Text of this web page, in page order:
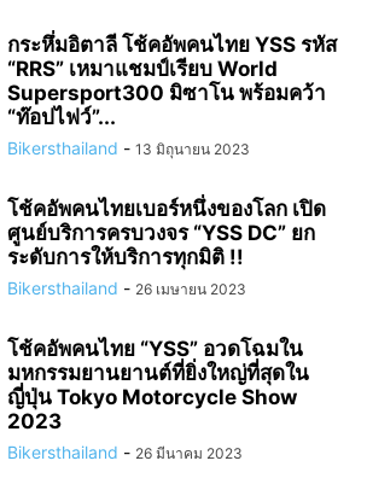
กระหึ่มอิตาลี โช้คอัพคนไทย YSS รหัส
“RRS” เหมาแชมป์เรียบ World
Supersport300 มิซาโน พร้อมคว้า
“ท๊อปไฟว์”...
Bikersthailand - 13 มิถุนายน 2023
โช้คอัพคนไทยเบอร์หนึ่งของโลก เปิด
ศูนย์บริการครบวงจร “YSS DC” ยก
ระดับการให้บริการทุกมิติ !!
Bikersthailand - 26 เมษายน 2023
โช้คอัพคนไทย “YSS” อวดโฉมใน
มหกรรมยานยานต์ที่ยิ่งใหญ่ที่สุดใน
ญี่ปุ่น Tokyo Motorcycle Show
2023
Bikersthailand - 26 มีนาคม 2023